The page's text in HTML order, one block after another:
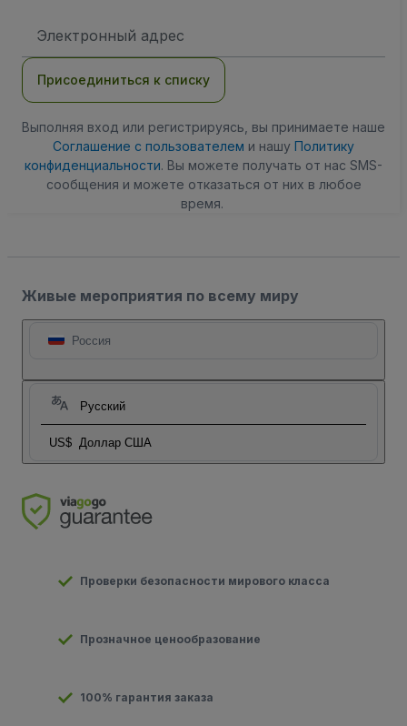
электронной
Присоединиться к списку
Выполняя вход или регистрируясь, вы принимаете наше
Соглашение с пользователем и нашу Политику
конфиденциальности. Вы можете получать от нас SMS-
сообщения и можете отказаться от них в любое
время.
Живые мероприятия по всему миру
Россия
Русский
US$ Доллар США
Проверки безопасности мирового класса
Прозначное ценообразование
100% гарантия заказа